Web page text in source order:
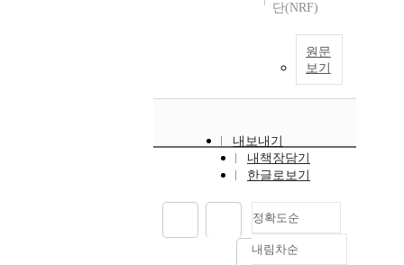
단(NRF)
원문
보기
내보내기
내책장담기
한글로보기
정확도순
정확도
내림차순